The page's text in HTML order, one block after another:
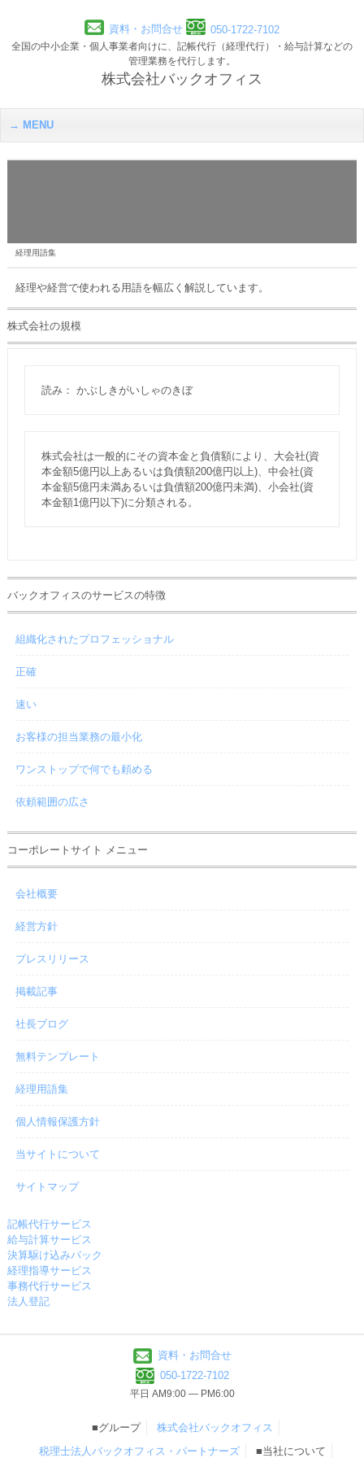
資料・お問合せ 050-1722-7102
全国の中小企業・個人事業者向けに、記帳代行（経理代行）・給与計算などの
管理業務を代行します。
株式会社バックオフィス
MENU
経理用語集
経理や経営で使われる用語を幅広く解説しています。
株式会社の規模
読み： かぶしきがいしゃのきぼ
株式会社は一般的にその資本金と負債額により、大会社(資
本金額5億円以上あるいは負債額200億円以上)、中会社(資
本金額5億円未満あるいは負債額200億円未満)、小会社(資
本金額1億円以下)に分類される。
バックオフィスのサービスの特徴
組織化されたプロフェッショナル
正確
速い
お客様の担当業務の最小化
ワンストップで何でも頼める
依頼範囲の広さ
コーポレートサイト メニュー
会社概要
経営方針
プレスリリース
掲載記事
社長ブログ
無料テンプレート
経理用語集
個人情報保護方針
当サイトについて
サイトマップ
記帳代行サービス
給与計算サービス
決算駆け込みパック
経理指導サービス
事務代行サービス
法人登記
資料・お問合せ
050-1722-7102
平日 AM9:00 ― PM6:00
■グループ
株式会社バックオフィス
税理士法人バックオフィス・パートナーズ
■当社について